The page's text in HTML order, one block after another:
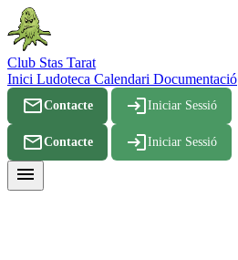
Club Stas Tarat
Inici Ludoteca Calendari Documentació
mail_outlineContacte loginIniciar Sessió
mail_outlineContacte loginIniciar Sessió
menu